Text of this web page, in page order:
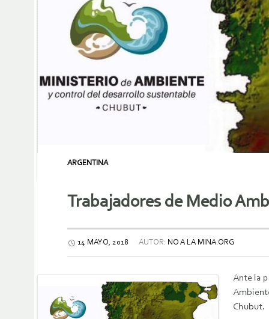
ARGENTINA
Trabajadores de Medio
14 MAYO, 2018 AUTOR: NO A LA MINA.ORG
Ante la
Chubut.